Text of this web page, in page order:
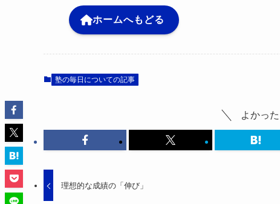
ホームへもどる
塾の毎日についての記事
よかっ
理想的な成績の「伸び」